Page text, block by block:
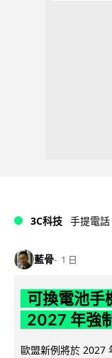
3C科技 手提電話
藍骨 1 日
可換電池
2027 年強
歐盟新例將於 2027